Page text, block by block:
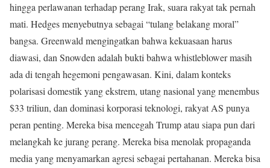
hingga perlawanan terhadap perang Irak, suara rakyat tak pernah
mati. Hedges menyebutnya sebagai “tulang belakang moral”
bangsa. Greenwald mengingatkan bahwa kekuasaan harus
diawasi, dan Snowden adalah bukti bahwa whistleblower masih
ada di tengah hegemoni pengawasan. Kini, dalam konteks
polarisasi domestik yang ekstrem, utang nasional yang menembus
$33 triliun, dan dominasi korporasi teknologi, rakyat AS punya
peran penting. Mereka bisa mencegah Trump atau siapa pun dari
melangkah ke jurang perang. Mereka bisa menolak propaganda
media yang menyamarkan agresi sebagai pertahanan. Mereka bisa